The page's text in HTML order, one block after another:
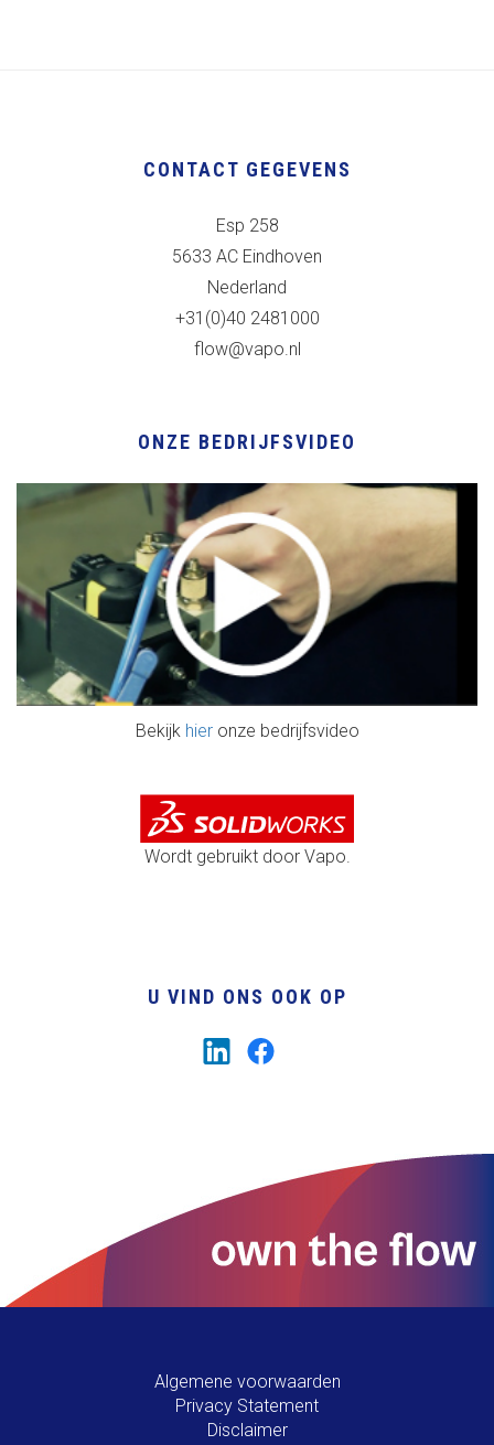
CONTACT GEGEVENS
Esp 258
5633 AC Eindhoven
Nederland
+31(0)40 2481000
flow@vapo.nl
ONZE BEDRIJFSVIDEO
Bekijk hieronze bedrijfsvideo
Wordt gebruikt door Vapo.
U VIND ONS OOK OP
Algemene voorwaarden
Privacy Statement
Disclaimer